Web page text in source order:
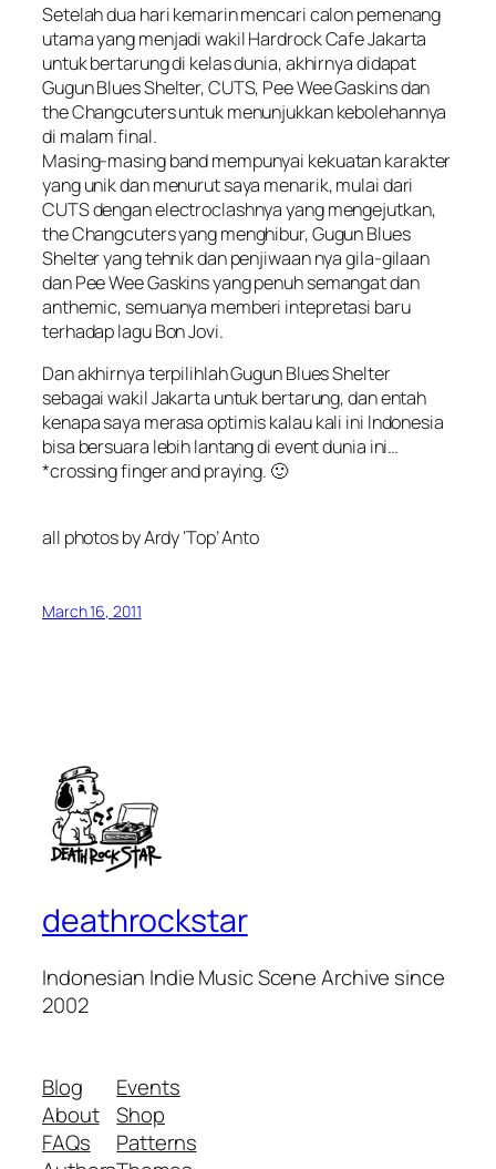
Setelah dua hari kemarin mencari calon pemenang
utama yang menjadi wakil Hardrock Cafe Jakarta
untuk bertarung di kelas dunia, akhirnya didapat
Gugun Blues Shelter, CUTS, Pee Wee Gaskins dan
the Changcuters untuk menunjukkan kebolehannya
di malam final.
Masing-masing band mempunyai kekuatan karakter
yang unik dan menurut saya menarik, mulai dari
CUTS dengan electroclashnya yang mengejutkan,
the Changcuters yang menghibur, Gugun Blues
Shelter yang tehnik dan penjiwaan nya gila-gilaan
dan Pee Wee Gaskins yang penuh semangat dan
anthemic, semuanya memberi intepretasi baru
terhadap lagu Bon Jovi.
Dan akhirnya terpilihlah Gugun Blues Shelter
sebagai wakil Jakarta untuk bertarung, dan entah
kenapa saya merasa optimis kalau kali ini Indonesia
bisa bersuara lebih lantang di event dunia ini…
*crossing finger and praying. 🙂
all photos by Ardy ‘Top’ Anto
March 16, 2011
deathrockstar
Indonesian Indie Music Scene Archive since
2002
Blog
About
FAQs
Events
Shop
Patterns